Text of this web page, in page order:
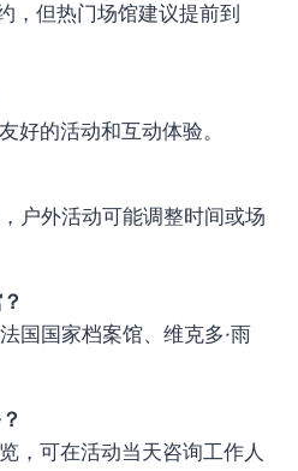
，但热门场馆建议提前到
好的活动和互动体验。
户外活动可能调整时间或场
国国家档案馆、维克多·雨
，可在活动当天咨询工作人